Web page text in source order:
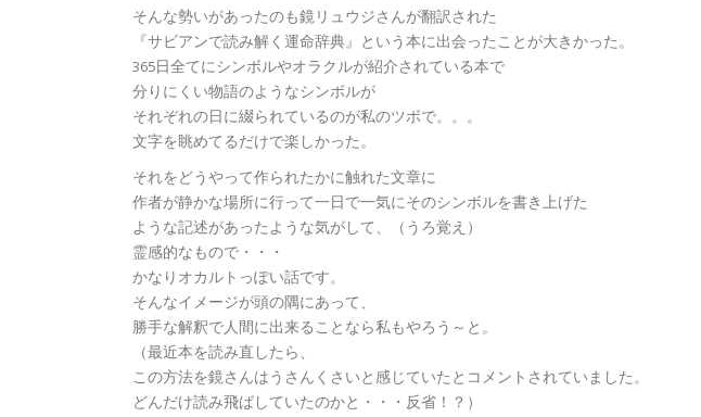
そんな勢いがあったのも鏡リュウジさんが翻訳された
『サビアンで読み解く運命辞典』という本に出会ったことが大きかった。
365日全てにシンボルやオラクルが紹介されている本で
分りにくい物語のようなシンボルが
それぞれの日に綴られているのが私のツボで。。。
文字を眺めてるだけで楽しかった。
それをどうやって作られたかに触れた文章に
作者が静かな場所に行って一日で一気にそのシンボルを書き上げた
ような記述があったような気がして、（うろ覚え）
霊感的なもので・・・
かなりオカルトっぽい話です。
そんなイメージが頭の隅にあって、
勝手な解釈で人間に出来ることなら私もやろう～と。
（最近本を読み直したら、
この方法を鏡さんはうさんくさいと感じていたとコメントされていました。
どんだけ読み飛ばしていたのかと・・・反省！？）